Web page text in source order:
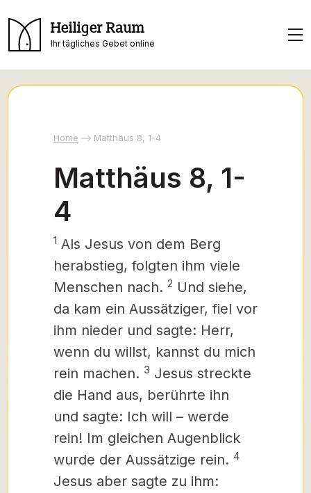
Heiliger Raum
Ihr tägliches Gebet online
Home Matthäus 8, 1-4
Matthäus 8, 1-
4
1 Als Jesus von dem Berg
herabstieg, folgten ihm viele
Menschen nach. 2 Und siehe,
da kam ein Aussätziger, fiel vor
ihm nieder und sagte: Herr,
wenn du willst, kannst du mich
rein machen. 3 Jesus streckte
die Hand aus, berührte ihn
und sagte: Ich will – werde
rein! Im gleichen Augenblick
wurde der Aussätzige rein. 4
Jesus aber sagte zu ihm: